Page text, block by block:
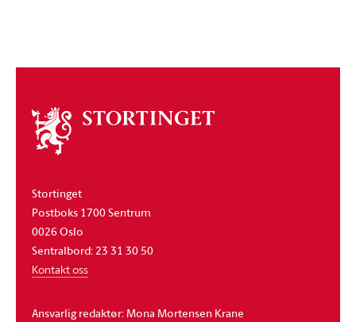
Om
stortinget
Stortinget
Postboks 1700 Sentrum
0026 Oslo
Sentralbord: 23 31 30 50
Kontakt oss
Ansvarlig redaktør: Mona Mortensen Krane